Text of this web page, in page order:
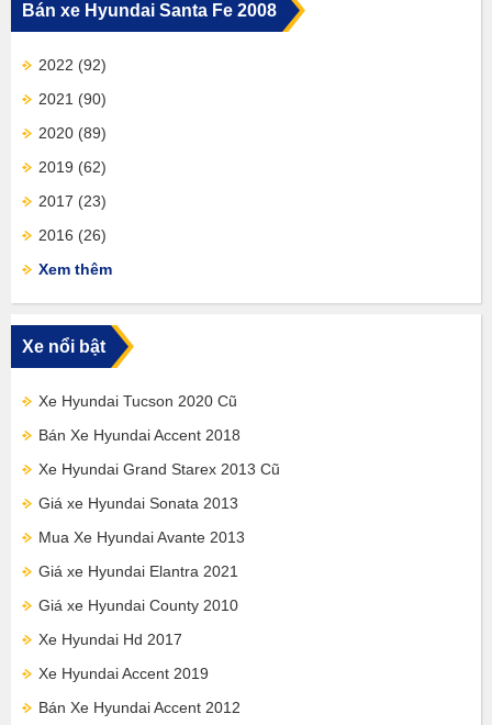
Bán xe Hyundai Santa Fe 2008
2022 (92)
2021 (90)
2020 (89)
2019 (62)
2017 (23)
2016 (26)
Xem thêm
Xe nổi bật
Xe Hyundai Tucson 2020 Cũ
Bán Xe Hyundai Accent 2018
Xe Hyundai Grand Starex 2013 Cũ
Giá xe Hyundai Sonata 2013
Mua Xe Hyundai Avante 2013
Giá xe Hyundai Elantra 2021
Giá xe Hyundai County 2010
Xe Hyundai Hd 2017
Xe Hyundai Accent 2019
Bán Xe Hyundai Accent 2012